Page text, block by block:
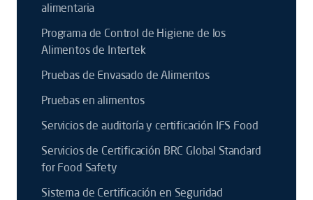
alimentaria
Programa de Control de Higiene de los
Alimentos de Intertek
Pruebas de Envasado de Alimentos
Pruebas en alimentos
Servicios de auditoría y certificación IFS Food
Servicios de Certificación BRC Global Standard
for Food Safety
Sistema de Certificación en Seguridad